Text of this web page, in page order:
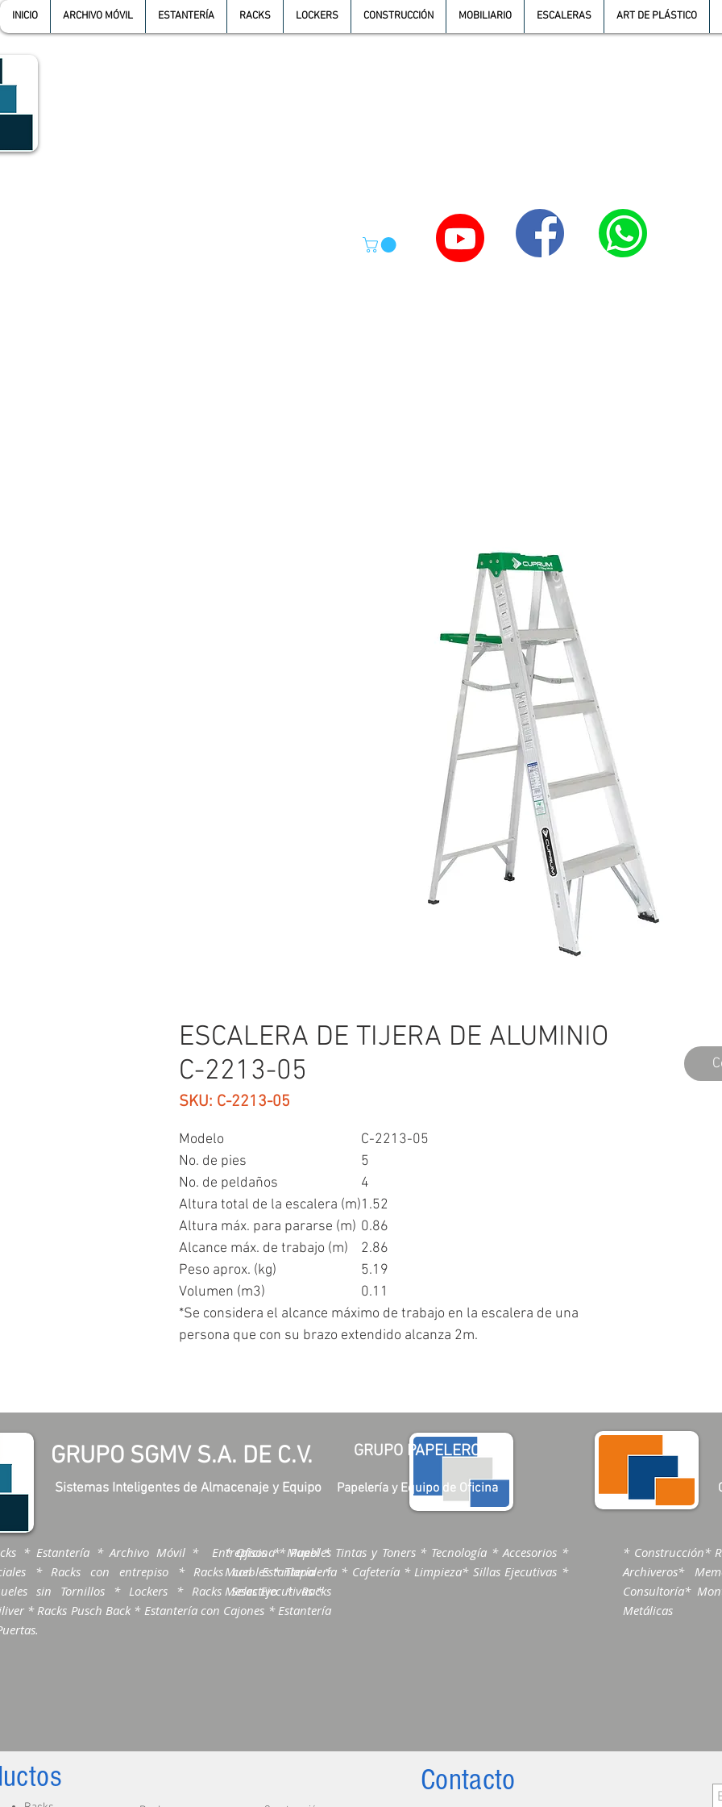
INICIO ARCHIVO MÓVIL ESTANTERÍA RACKS LOCKERS CONSTRUCCIÓN MOBILIARIO ESCALERAS ART DE PLÁSTICO
ESCALERA DE TIJERA DE ALUMINIO
C-2213-05
SKU: C-2213-05
Modelo
C-2213-05
No. de pies
5
No. de peldaños
4
Altura total de la escalera (m)1.52
Altura máx. para pararse (m) 0.86
Alcance máx. de trabajo (m)
2.86
Peso aprox. (kg)
5.19
Volumen (m3)
0.11
*Se considera el alcance máximo de trabajo en la escalera de una
persona que con su brazo extendido alcanza 2m.
GRUPO SGMV S.A. DE C.V.
Sistemas Inteligentes de Almacenaje y Equipo
* Estantería * Archivo Móvil * Entrepisos * Muebles
* Racks con entrepiso * Racks con Estantería *
sin Tornillos * Lockers * Racks Selectivo * Racks
* Racks Pusch Back * Estantería con Cajones * Estantería
GRUPO PAPELERO
Papelería y Equipo de Oficina
* Oficina * Papel * Tintas y Toners * Tecnología * Accesorios *
Muebles * Tlapalería * Cafetería * Limpieza* Sillas Ejecutivas *
Mesas Ejecutivas *
* Construcción*
Archiveros*
Consultoría*
Metálicas
Contacto